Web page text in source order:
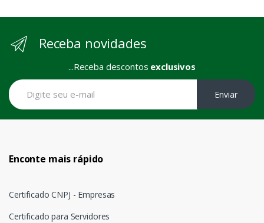
Receba novidades
...Receba descontos exclusivos
Enviar
Enconte mais rápido
Certificado CNPJ - Empresas
Certificado para Servidores